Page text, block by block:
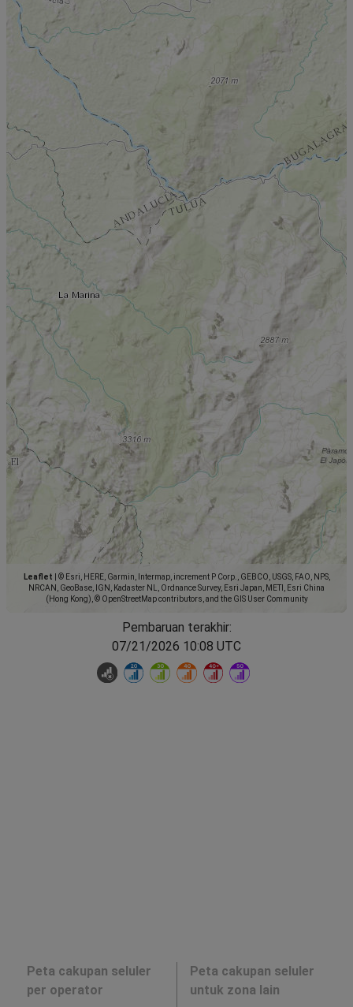
Leaflet
© Esri, HERE, Garmin, Intermap, increment P Corp., GEBCO, USGS, FAO, NPS,
NRCAN, GeoBase, IGN, Kadaster NL, Ordnance Survey, Esri Japan, METI, Esri China
(Hong Kong), © OpenStreetMap contributors, and the GIS User Community
Pembaruan terakhir:
07/21/2026 10:08 UTC
Peta cakupan seluler
per operator
Peta cakupan seluler
untuk zona lain